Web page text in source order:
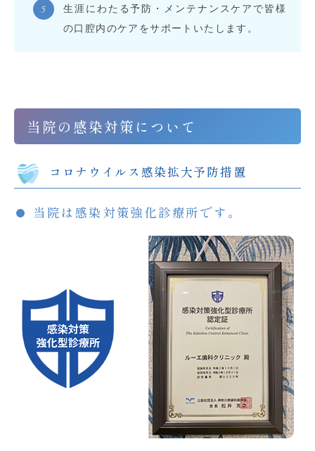
生涯にわたる予防・メンテナンスケアで皆様
の口腔内のケアをサポートいたします。
当院の感染対策について
コロナウイルス感染拡大予防措置
当院は感染対策強化診療所です。